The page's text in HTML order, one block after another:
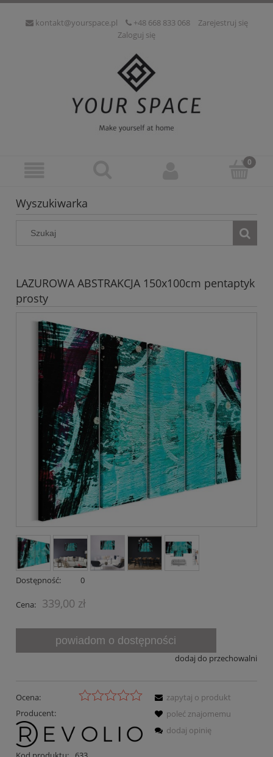
kontakt@yourspace.pl +48 668 833 068
Zarejestruj się
Zaloguj się
Wyszukiwarka
LAZUROWA ABSTRAKCJA 150x100cm pentaptyk
prosty
Dostępność: 0
Cena: 339,00 zł
powiadom o dostępności
dodaj do przechowalni
Ocena:
Producent:
zapytaj o produkt
poleć znajomemu
dodaj opinię